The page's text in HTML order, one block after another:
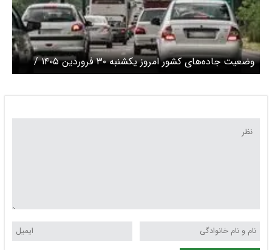
وضعیت جاده‌های کشور امروز یکشنبه ۳۰ فروردین ۱۴۰۵ /
ترافیک در ورودی‌های پایتخت